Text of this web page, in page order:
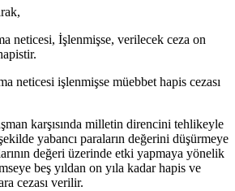
neticesi, İşlenmişse, verilecek ceza on
neticesi işlenmişse müebbet hapis cezası
karşısında milletin direncini tehlikeyle
yabancı paraların değerini düşürmeye
değeri üzerinde etki yapmaya yönelik
beş yıldan on yıla kadar hapis ve
cezası verilir.